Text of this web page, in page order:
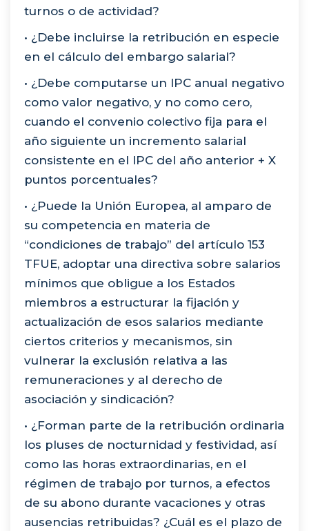
turnos o de actividad?
• ¿Debe incluirse la retribución en especie
en el cálculo del embargo salarial?
• ¿Debe computarse un IPC anual negativo
como valor negativo, y no como cero,
cuando el convenio colectivo fija para el
año siguiente un incremento salarial
consistente en el IPC del año anterior + X
puntos porcentuales?
• ¿Puede la Unión Europea, al amparo de
su competencia en materia de
“condiciones de trabajo” del artículo 153
TFUE, adoptar una directiva sobre salarios
mínimos que obligue a los Estados
miembros a estructurar la fijación y
actualización de esos salarios mediante
ciertos criterios y mecanismos, sin
vulnerar la exclusión relativa a las
remuneraciones y al derecho de
asociación y sindicación?
• ¿Forman parte de la retribución ordinaria
los pluses de nocturnidad y festividad, así
como las horas extraordinarias, en el
régimen de trabajo por turnos, a efectos
de su abono durante vacaciones y otras
ausencias retribuidas? ¿Cuál es el plazo de